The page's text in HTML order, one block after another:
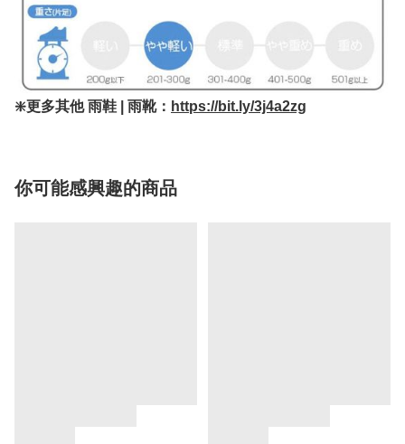
❇️更多其他 雨鞋 | 雨靴： https://bit.ly/3j4a2zg
你可能感興趣的商品